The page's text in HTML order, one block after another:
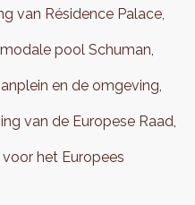
van Résidence Palace,
pool Schuman,
en de omgeving,
van de Europese Raad,
het Europees